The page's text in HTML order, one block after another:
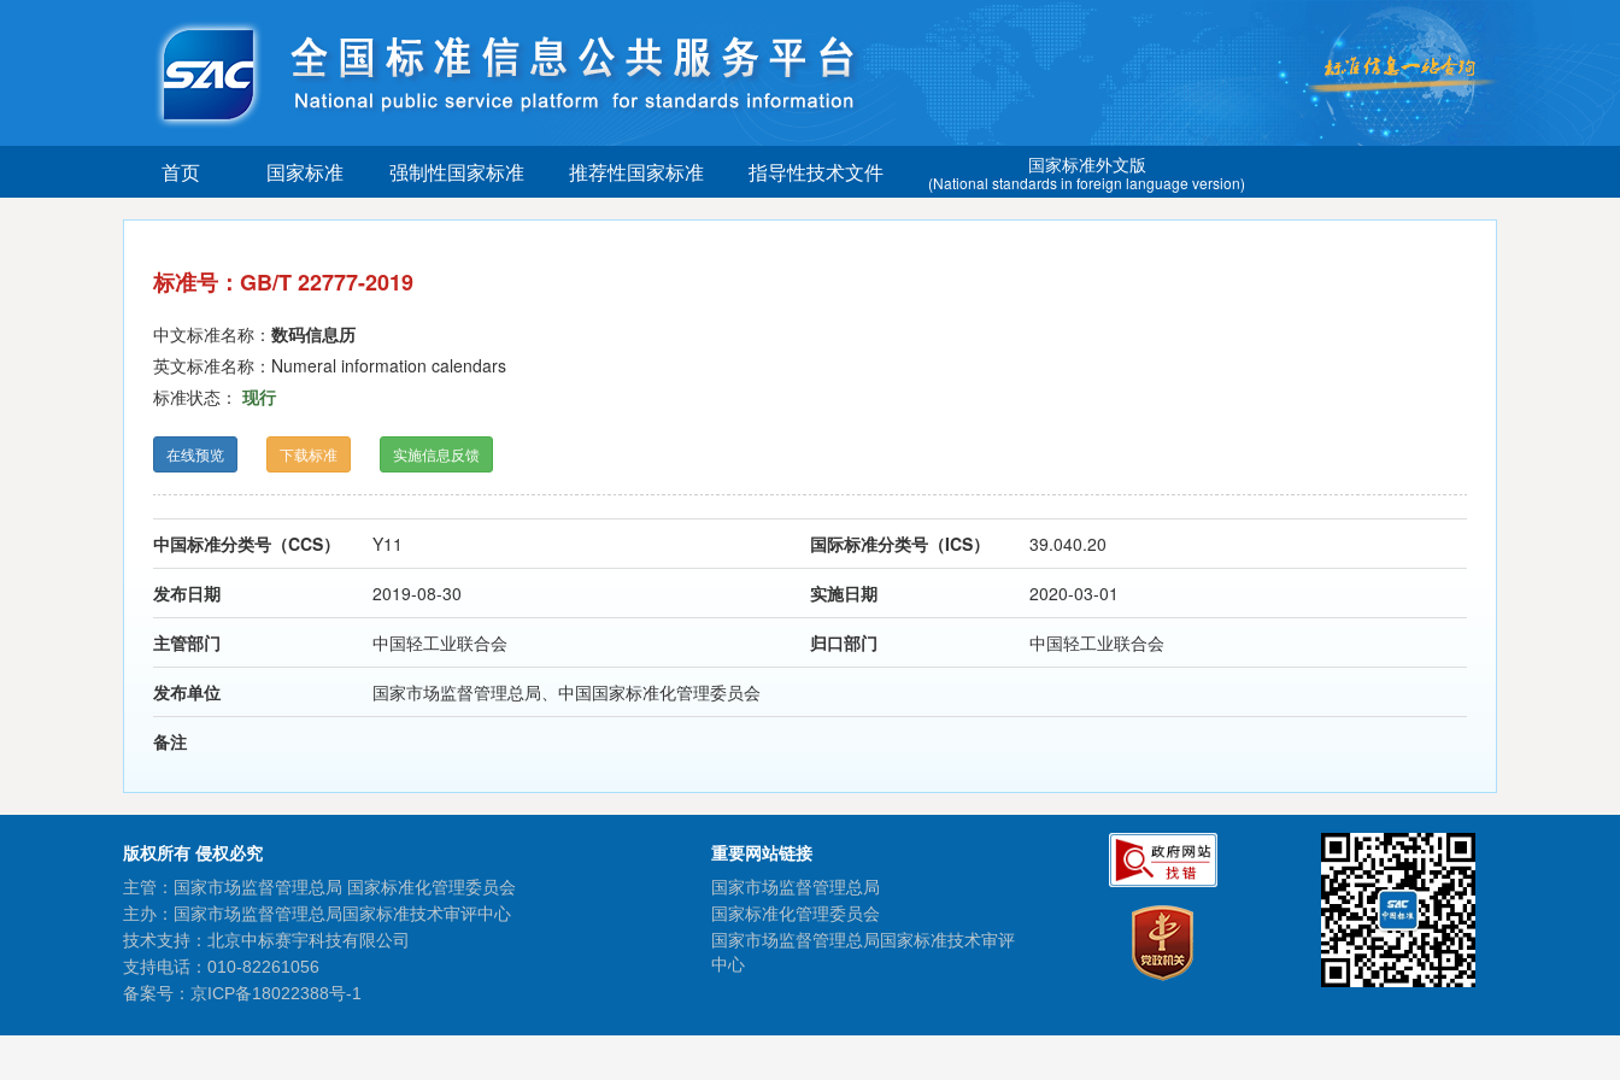
首页 国家标准 强制性国家标准 推荐性国家标准 指导性技术文件 国家标准外文版
(National standards in foreign language version)
标准号：GB/T 22777-2019
中文标准名称： 数码信息历
英文标准名称：Numeral information calendars
标准状态： 现行
在线预览 下载标准 实施信息反馈
中国标准分类号（CCS） Y11 国际标准分类号（ICS） 39.040.20
发布日期 2019-08-30 实施日期 2020-03-01
主管部门 中国轻工业联合会 归口部门 中国轻工业联合会
发布单位 国家市场监督管理总局、中国国家标准化管理委员会
备注
版权所有 侵权必究
主管：国家市场监督管理总局 国家标准化管理委员会
主办：国家市场监督管理总局国家标准技术审评中心
技术支持：北京中标赛宇科技有限公司
支持电话：010-82261056
备案号： 京ICP备18022388号-1
重要网站链接
国家市场监督管理总局
国家标准化管理委员会
国家市场监督管理总局国家标准技术审评
中心